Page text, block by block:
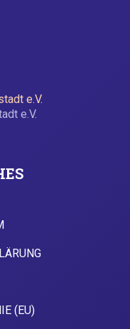
e.V.
e.V.
(EU)